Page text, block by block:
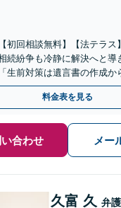
初回相談無料】【法テラ
続紛争も冷静に解決へと導
生前対策は遺言書の作成か
夜間・休日面談】【電話相
料金表を見る
合わせ メー
久富 久 弁